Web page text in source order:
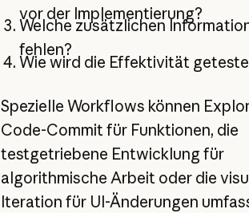
vor der Implementierung?
Welche zusätzlichen
fehlen?
Wie wird die Effektivität
Spezielle Workflows können
Code-Commit für Funktionen, die
testgetriebene Entwicklung für
algorithmische Arbeit oder die
Iteration für UI-Änderungen